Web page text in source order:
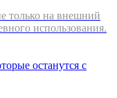
только на внешний
использования.
останутся с